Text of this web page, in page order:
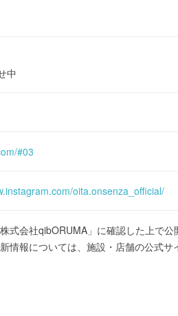
中
#03
oita.onsenza_official/
会社qibORUMA」に確認した上で公
報については、施設・店舗の公式サ